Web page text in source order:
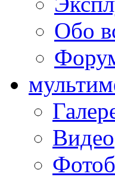
Обо
Видео